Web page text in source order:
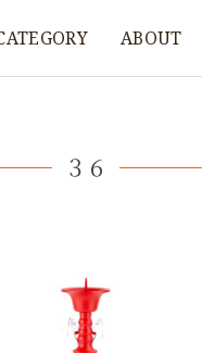
ABOUT
３６